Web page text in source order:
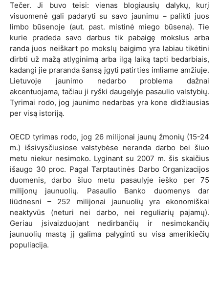
Tečer. Ji buvo teisi: vienas blogiausių dalykų, kurį
visuomenė gali padaryti su savo jaunimu – palikti juos
limbo būsenoje (aut. past. mistinė miego būsena). Tie
kurie pradeda savo darbus tik pabaigę mokslus arba
randa juos neiškart po mokslų baigimo yra labiau tikėtini
dirbti už mažą atlyginimą arba ilgą laiką tapti bedarbiais,
kadangi jie praranda šansą įgyti patirties imliame amžiuje.
Lietuvoje jaunimo nedarbo problema dažnai
akcentuojama, tačiau ji ryški daugelyje pasaulio valstybių.
Tyrimai rodo, jog jaunimo nedarbas yra kone didžiausias
per visą istoriją.
OECD tyrimas rodo, jog 26 milijonai jaunų žmonių (15-24
m.) išsivysčiusiose valstybėse neranda darbo bei šiuo
metu niekur nesimoko. Lyginant su 2007 m. šis skaičius
išaugo 30 proc. Pagal Tarptautinės Darbo Organizacijos
duomenis, darbo šiuo metu pasaulyje ieško per 75
milijonų jaunuolių. Pasaulio Banko duomenys dar
liūdnesni – 252 milijonai jaunuolių yra ekonomiškai
neaktyvūs (neturi nei darbo, nei reguliarių pajamų).
Geriau įsivaizduojant nedirbančių ir nesimokančių
jaunuolių mastą jį galima palyginti su visa amerikiečių
populiacija.